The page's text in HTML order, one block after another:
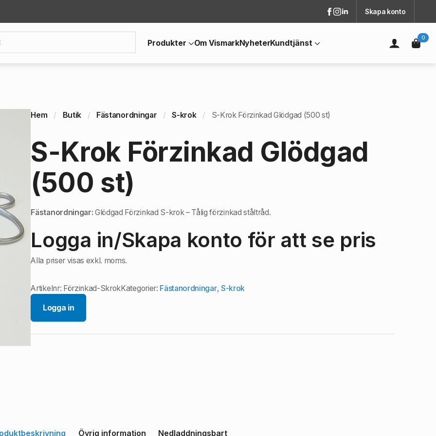
Skapa konto
Produkter Om VismarkNyheterKundtjänst
0
Hem Butik Fästanordningar S-krok S-Krok Förzinkad Glödgad (500 st)
S-Krok Förzinkad Glödgad
(500 st)
Fästanordningar: Glödgad Förzinkad S-krok – Tålig förzinkad ståltråd.
Logga in/Skapa konto för att se pris
Alla priser visas exkl. moms.
Artikelnr: Förzinkad-SkrokKategorier: Fästanordningar, S-krok
Logga in
Övrig information Nedladdningsbart